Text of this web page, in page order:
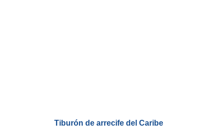
Tiburón de arrecife del Caribe